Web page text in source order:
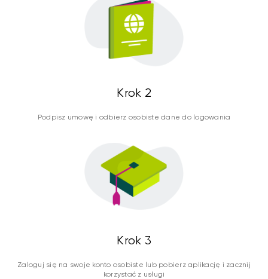
Krok 2
Podpisz umowę i odbierz osobiste dane do logowania
Krok 3
Zaloguj się na swoje konto osobiste lub pobierz aplikację i zacznij
korzystać z usługi